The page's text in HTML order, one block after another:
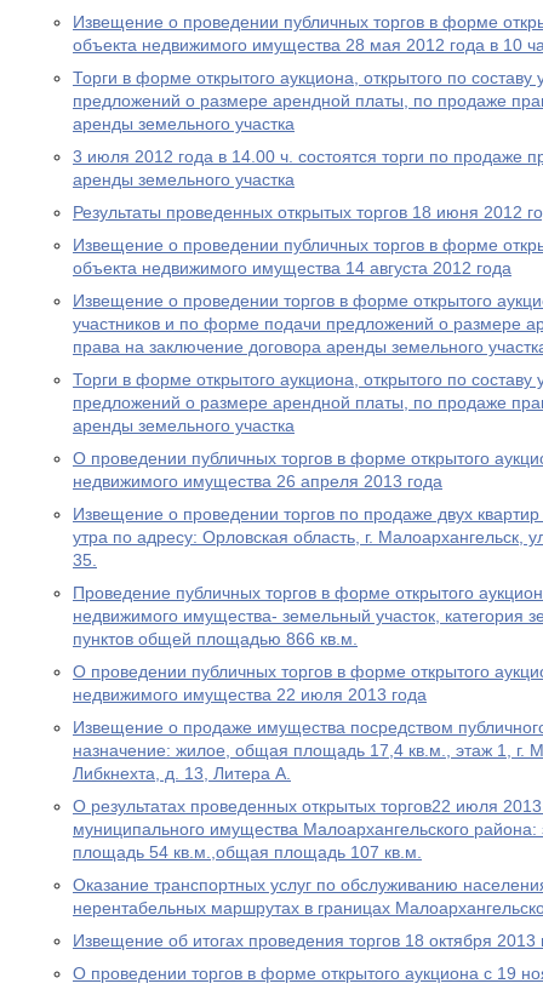
Извещение о проведении публичных торгов в форме
объекта недвижимого имущества 28 мая 2012 года в 10
Торги в форме открытого аукциона, открытого по
предложений о размере арендной платы, по продаже
аренды земельного участка
3 июля 2012 года в 14.00 ч. состоятся торги по продаже
аренды земельного участка
Результаты проведенных открытых торгов 18 июня 2012
Извещение о проведении публичных торгов в форме
объекта недвижимого имущества 14 августа 2012 года
Извещение о проведении торгов в форме открытого
участников и по форме подачи предложений о размере
права на заключение договора аренды земельного
Торги в форме открытого аукциона, открытого по
предложений о размере арендной платы, по продаже
аренды земельного участка
О проведении публичных торгов в форме открытого
недвижимого имущества 26 апреля 2013 года
Извещение о проведении торгов по продаже двух
утра по адресу: Орловская область, г.
35.
Проведение публичных торгов в форме открытого
недвижимого имущества- земельный участок, категория
пунктов общей площадью 866 кв.м.
О проведении публичных торгов в форме открытого
недвижимого имущества 22 июля 2013 года
Извещение о продаже имущества посредством
назначение: жилое, общая площадь 17,4 кв.м., этаж 1, г.
Либкнехта, д. 13, Литера А.
О результатах проведенных открытых торгов22 июля
муниципального имущества Малоархангельского
площадь 54 кв.м.,общая площадь 107 кв.м.
Оказание транспортных услуг по обслуживанию
нерентабельных маршрутах в границах
Извещение об итогах проведения торгов 18 октября 2013
О проведении торгов в форме открытого аукциона с 19